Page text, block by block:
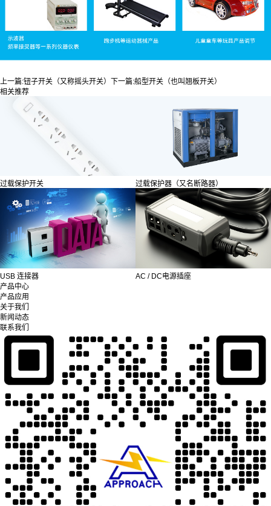
上一篇:钮子开关（又称摇头开关） 下一篇:船型开关（也叫翘板开关）
相关推荐
过载保护开关 过载保护器（又名断路器）
USB 连接器
AC / DC电源插座
产品中心
产品应用
关于我们
新闻动态
联系我们